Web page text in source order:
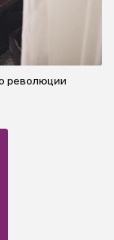
революции